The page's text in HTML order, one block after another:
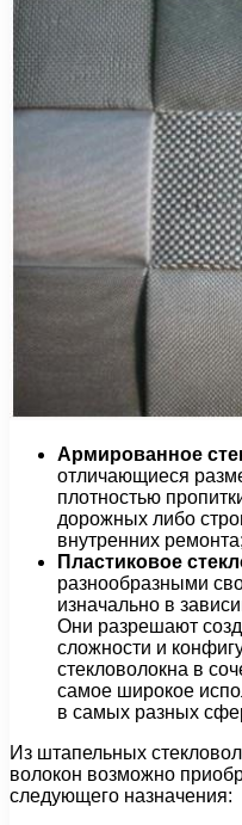
Армированное
отличающиеся
плотностью
дорожных либо
внутренних ремонта;
Пластиковое
разнообразными
изначально в
Они разрешают
сложности и
стекловолокна в
самое широкое
в самых разных
Из штапельных
волокон возможно
следующего назначения: